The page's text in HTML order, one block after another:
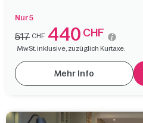
Nur 5
517 CHF 440 CHF
MwSt. inklusive, zuzüglich Kurtaxe.
Mehr Info